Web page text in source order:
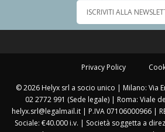
ISCRIVITI ALLA
Privacy Policy
© 2026 Helyx srl a socio unico | Milano: Via
02 2772 991 (Sede legale) | Roma: Viale
helyx.srl@legalmail.it | P.IVA 07106000966 |
Sociale: €40.000 i.v. | Società soggetta a